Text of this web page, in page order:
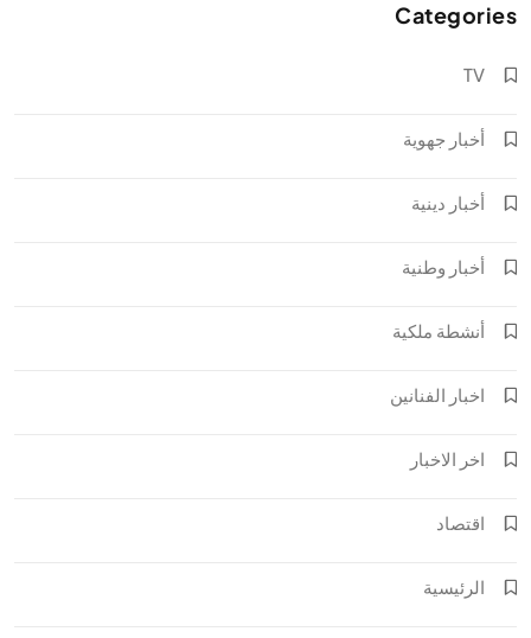
Categories
TV
أخبار جهوية
أخبار دينية
أخبار وطنية
أنشطة ملكية
اخبار الفنانين
اخر الاخبار
اقتصاد
الرئيسية